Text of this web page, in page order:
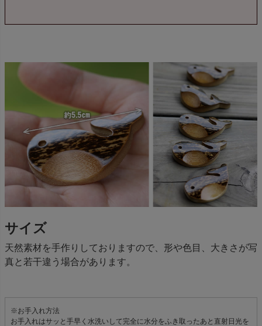
サイズ
天然素材を手作りしておりますので、形や色目、大きさが写
真と若干違う場合があります。
※お手入れ方法
お手入れはサッと手早く水洗いして完全に水分をふき取ったあと直射日光を